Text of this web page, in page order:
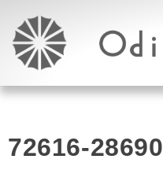
72616-28690